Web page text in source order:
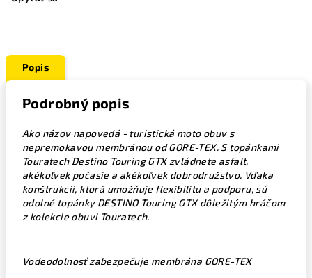
Popis
Podrobný popis
Ako názov napovedá - turistická moto obuv s
nepremokavou membránou od GORE-TEX. S topánkami
Touratech Destino Touring GTX zvládnete asfalt,
akékoľvek počasie a akékoľvek dobrodružstvo. Vďaka
konštrukcii, ktorá umožňuje flexibilitu a podporu, sú
odolné topánky DESTINO Touring GTX dôležitým hráčom
z kolekcie obuvi Touratech.
Vodeodolnosť zabezpečuje membrána GORE-TEX